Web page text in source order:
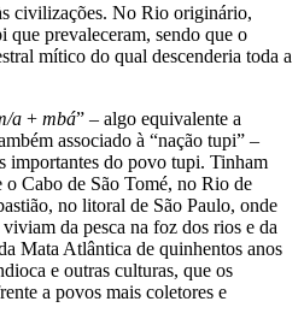
civilizações. No Rio originário,
que prevaleceram, sendo que o
mítico do qual descenderia toda a
a + mbá” – algo equivalente a
associado à “nação tupi” –
importantes do povo tupi. Tinham
o Cabo de São Tomé, no Rio de
no litoral de São Paulo, onde
da pesca na foz dos rios e da
Mata Atlântica de quinhentos anos
e outras culturas, que os
a povos mais coletores e